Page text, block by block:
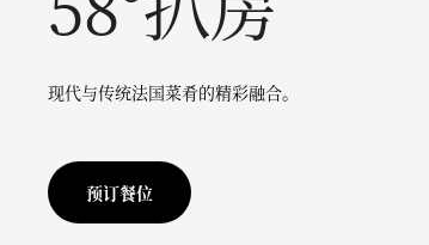
现代与传统法国菜肴的精彩融合。
预订餐位